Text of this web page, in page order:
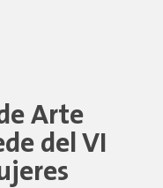
Arte
del VI